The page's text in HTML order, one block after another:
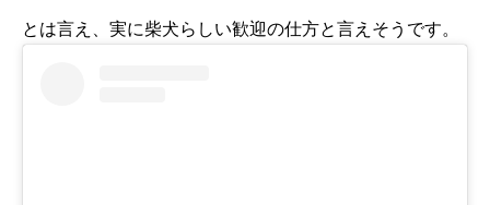
とは言え、実に柴犬らしい歓迎の仕方と言えそうです。